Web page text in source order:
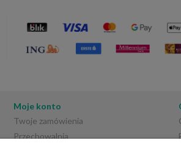
Moje konto
Twoje zamówienia
Przechowalnia